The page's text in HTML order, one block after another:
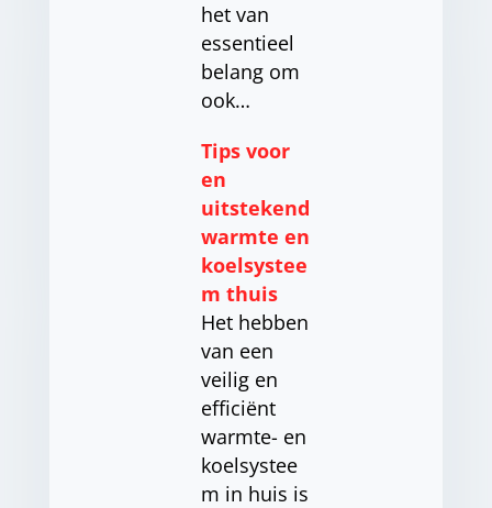
het van
essentieel
belang om
ook…
Tips voor
en
uitstekend
warmte en
koelsystee
m thuis
Het hebben
van een
veilig en
efficiënt
warmte- en
koelsystee
m in huis is